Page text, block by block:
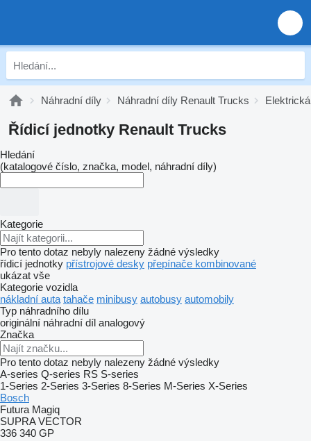
Náhradní díly Náhradní díly Renault Trucks
Řídicí jednotky Renault Trucks
Hledání
(katalogové číslo, značka, model, náhradní díly)
Kategorie
Pro tento dotaz nebyly nalezeny žádné výsledky
řídicí jednotky přístrojové desky přepínače kombinované
ukázat vše
Kategorie vozidla
nákladní auta tahače minibusy autobusy automobily
Typ náhradního dílu
originální náhradní díl analogový
Značka
Pro tento dotaz nebyly nalezeny žádné výsledky
A-series Q-series RS S-series
1-Series 2-Series 3-Series 8-Series M-Series X-Series
Bosch
Futura Magiq
SUPRA VECTOR
336 340 GP